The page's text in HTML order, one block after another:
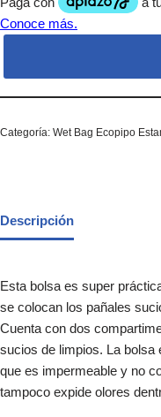
Categoría: Wet Bag Ecopipo
Descripción
Esta bolsa es super
se colocan los pañales
Cuenta con dos
sucios de limpios. La bolsa
que es impermeable y no
tampoco expide olores